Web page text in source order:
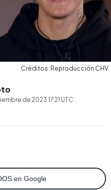
Créditos: Reproducción CHV
de 2023 17:21 UTC
en Google